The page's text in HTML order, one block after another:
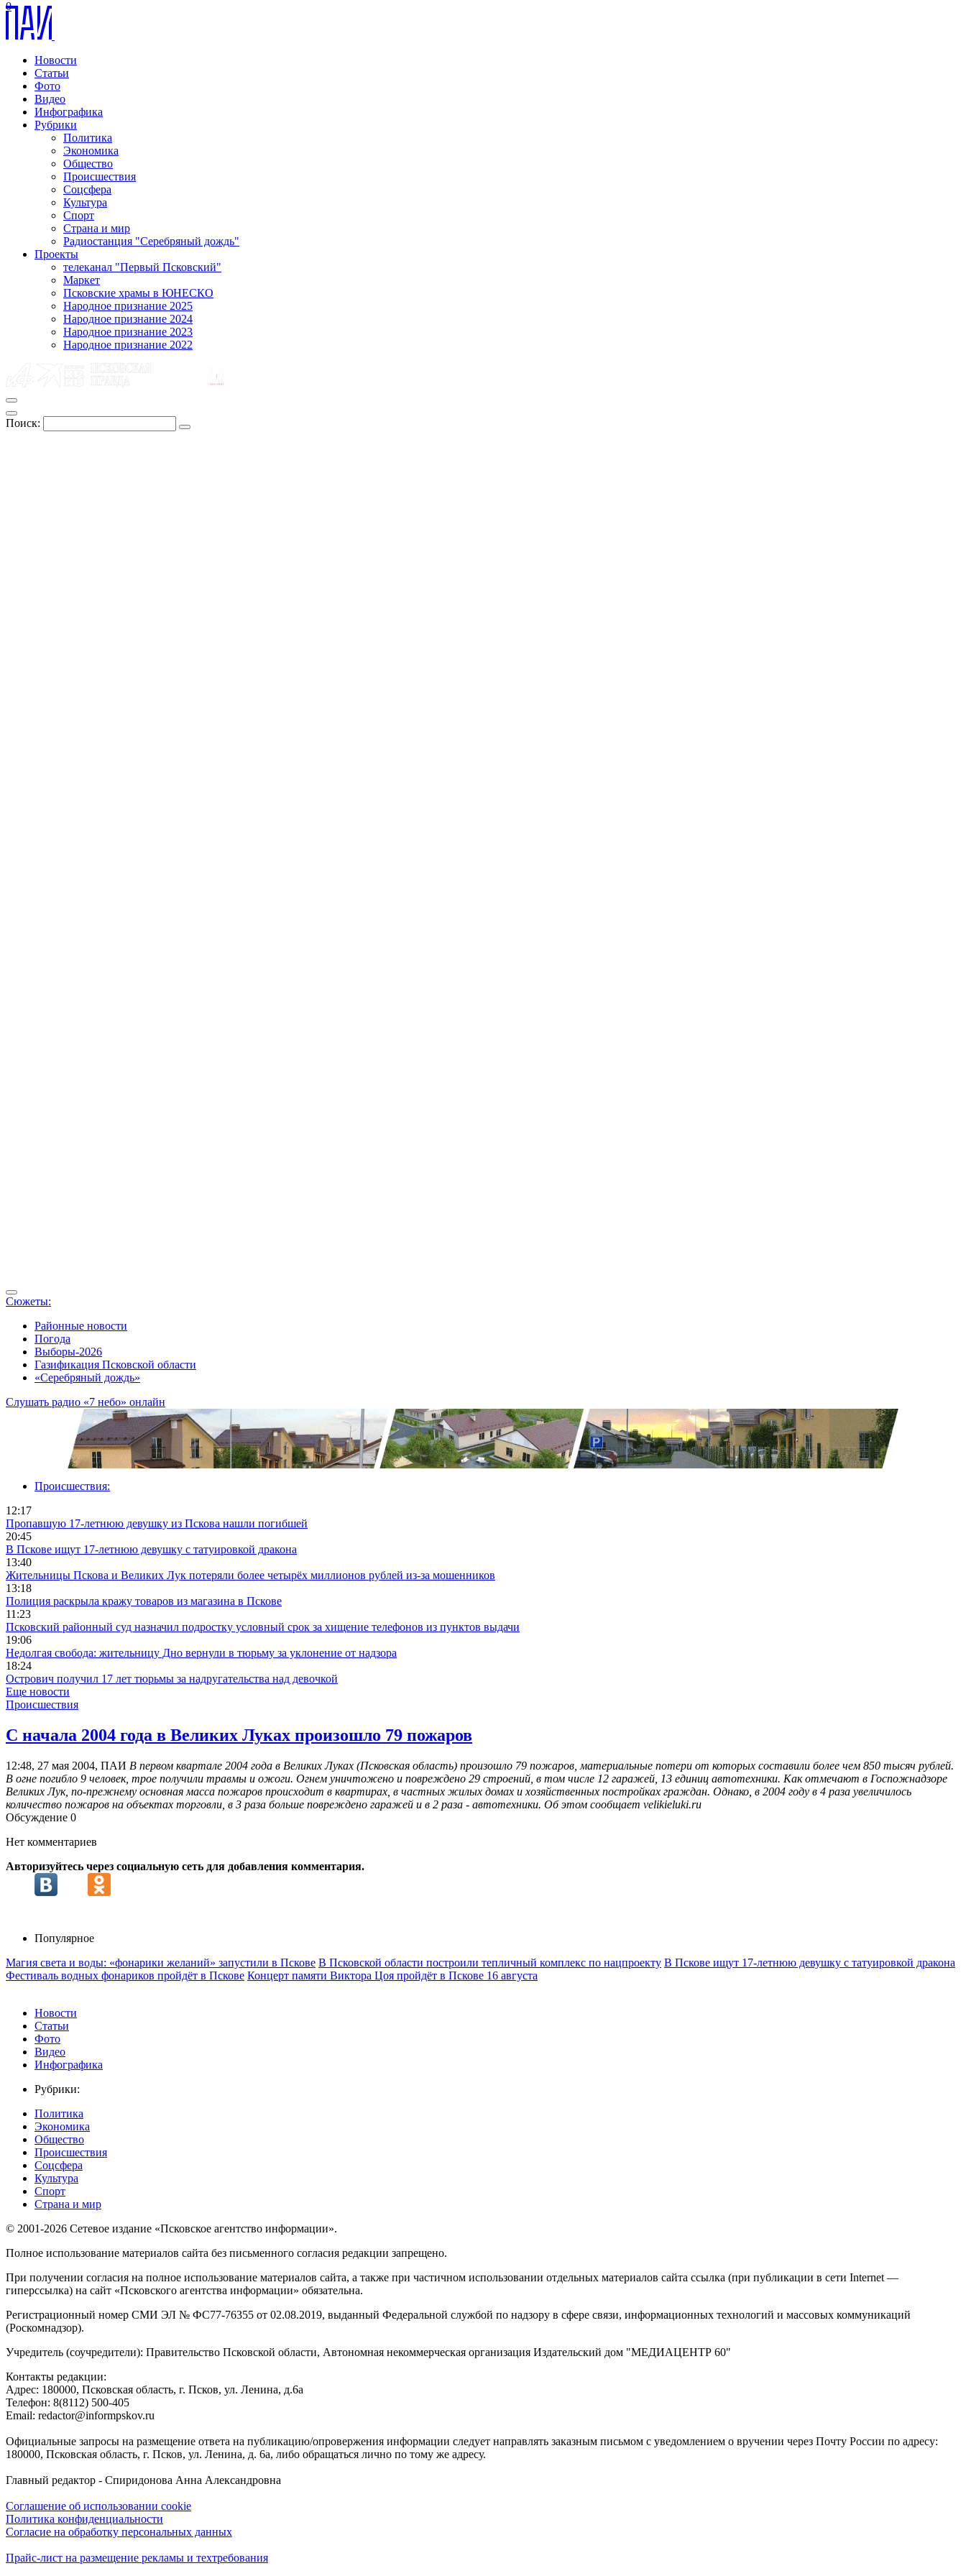
Новости
Статьи
Фото
Видео
Инфографика
Рубрики
Политика
Экономика
Общество
Происшествия
Соцсфера
Культура
Спорт
Страна и мир
Радиостанция "Серебряный дождь"
Проекты
телеканал "Первый Псковский"
Маркет
Псковские храмы в ЮНЕСКО
Народное признание 2025
Народное признание 2024
Народное признание 2023
Народное признание 2022
Поиск:
Сюжеты:
Районные новости
Погода
Выборы-2026
Газификация Псковской области
«Серебряный дождь»
Слушать радио «7 небо» онлайн
0
Происшествия:
12:17
Пропавшую 17-летнюю девушку из Пскова нашли погибшей
20:45
В Пскове ищут 17‑летнюю девушку с татуировкой дракона
13:40
Жительницы Пскова и Великих Лук потеряли более четырёх миллионов рублей из-за мошенников
13:18
Полиция раскрыла кражу товаров из магазина в Пскове
11:23
Псковский районный суд назначил подростку условный срок за хищение телефонов из пунктов выдачи
19:06
Недолгая свобода: жительницу Дно вернули в тюрьму за уклонение от надзора
18:24
Острович получил 17 лет тюрьмы за надругательства над девочкой
Еще новости
Происшествия
С начала 2004 года в Великих Луках произошло 79 пожаров
12:48, 27 мая 2004, ПАИ В первом квартале 2004 года в Великих Луках (Псковская область) произошло 79 пожаров, материальные потери от которых составили более чем 850 тысяч рублей.
В огне погибло 9 человек, трое получили травмы и ожоги. Огнем уничтожено и повреждено 29 строений, в том числе 12 гаражей, 13 единиц автотехники. Как отмечают в Госпожнадзоре
Великих Лук, по-прежнему основная масса пожаров происходит в квартирах, в частных жилых домах и хозяйственных постройках граждан. Однако, в 2004 году в 4 раза увеличилось
количество пожаров на объектах торговли, в 3 раза больше повреждено гаражей и в 2 раза - автотехники. Об этом сообщает velikieluki.ru
Обсуждение 0
Нет комментариев
Авторизуйтесь через социальную сеть для добавления комментария.
Популярное
Магия света и воды: «фонарики желаний» запустили в Пскове В Псковской области построили тепличный комплекс по нацпроекту В Пскове ищут 17‑летнюю девушку с татуировкой дракона
Фестиваль водных фонариков пройдёт в Пскове Концерт памяти Виктора Цоя пройдёт в Пскове 16 августа
Новости
Статьи
Фото
Видео
Инфографика
Рубрики:
Политика
Экономика
Общество
Происшествия
Соцсфера
Культура
Спорт
Страна и мир
© 2001-2026 Сетевое издание «Псковское агентство информации».
Полное использование материалов сайта без письменного согласия редакции запрещено.
При получении согласия на полное использование материалов сайта, а также при частичном использовании отдельных материалов сайта ссылка (при публикации в сети Internet —
гиперссылка) на сайт «Псковского агентства информации» обязательна.
Регистрационный номер СМИ ЭЛ № ФС77-76355 от 02.08.2019, выданный Федеральной службой по надзору в сфере связи, информационных технологий и массовых коммуникаций
(Роскомнадзор).
Учредитель (соучредители): Правительство Псковской области, Автономная некоммерческая организация Издательский дом "МЕДИАЦЕНТР 60"
Контакты редакции:
Адреc: 180000, Псковская область, г. Псков, ул. Ленина, д.6а
Телефон: 8(8112) 500-405
Email: redactor@informpskov.ru
Официальные запросы на размещение ответа на публикацию/опровержения информации следует направлять заказным письмом с уведомлением о вручении через Почту России по адресу:
180000, Псковская область, г. Псков, ул. Ленина, д. 6а, либо обращаться лично по тому же адресу.
Главный редактор - Спиридонова Анна Александровна
Соглашение об использовании cookie
Политика конфиденциальности
Согласие на обработку персональных данных
Прайс-лист на размещение рекламы и техтребования